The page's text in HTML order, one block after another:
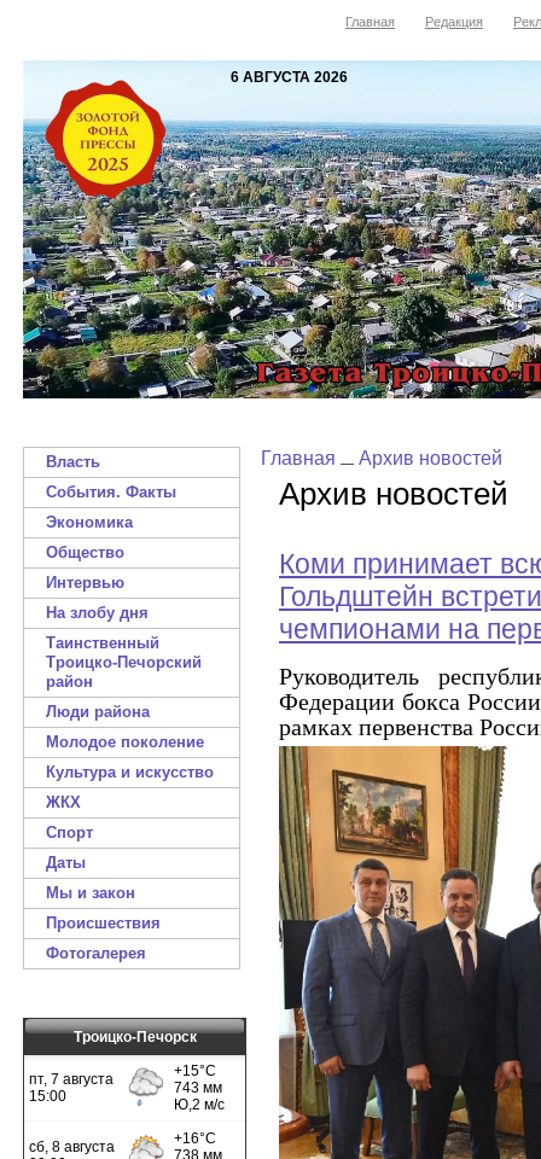
Главная Редакция
6 АВГУСТА 2026
Власть
События. Факты
Экономика
Общество
Интервью
На злобу дня
Таинственный
Троицко-Печорский
район
Люди района
Молодое поколение
Культура и искусство
ЖКХ
Спорт
Даты
Мы и закон
Происшествия
Фотогалерея
Троицко-Печорск
Главная Архив новостей
Архив новостей
Коми принимает
Гольдштейн
чемпионами на
Руководитель
Федерации бокса
рамках первенства